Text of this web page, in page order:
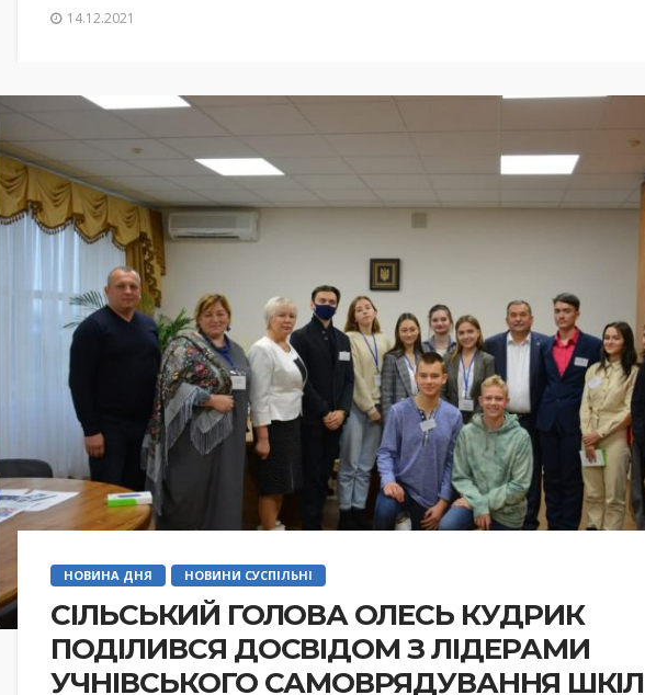
14.12.2021
НОВИНА ДНЯ НОВИНИ СУСПІЛЬНІ
СІЛЬСЬКИЙ ГОЛОВА ОЛЕСЬ КУДРИК
ПОДІЛИВСЯ ДОСВІДОМ З ЛІДЕРАМИ
УЧНІВСЬКОГО САМОВРЯДУВАННЯ ШКІЛ